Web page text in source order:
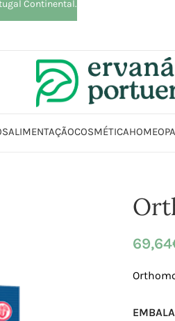
ALIMENTAÇÃOCOSMÉTICA
69,64
Continental.